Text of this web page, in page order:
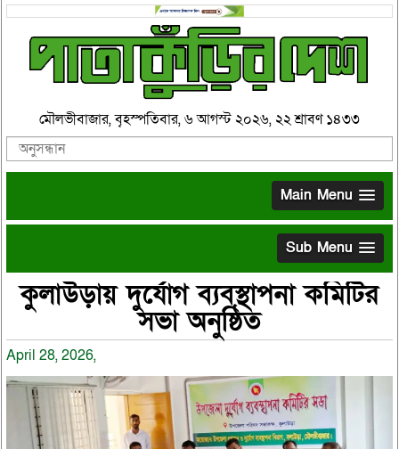
মৌলভীবাজার, বৃহস্পতিবার, ৬ আগস্ট ২০২৬, ২২ শ্রাবণ ১৪৩৩
Main Menu
Sub Menu
কুলাউড়ায় দুর্যোগ ব্যবস্থাপনা কমিটির
সভা অনুষ্ঠিত
April 28, 2026,